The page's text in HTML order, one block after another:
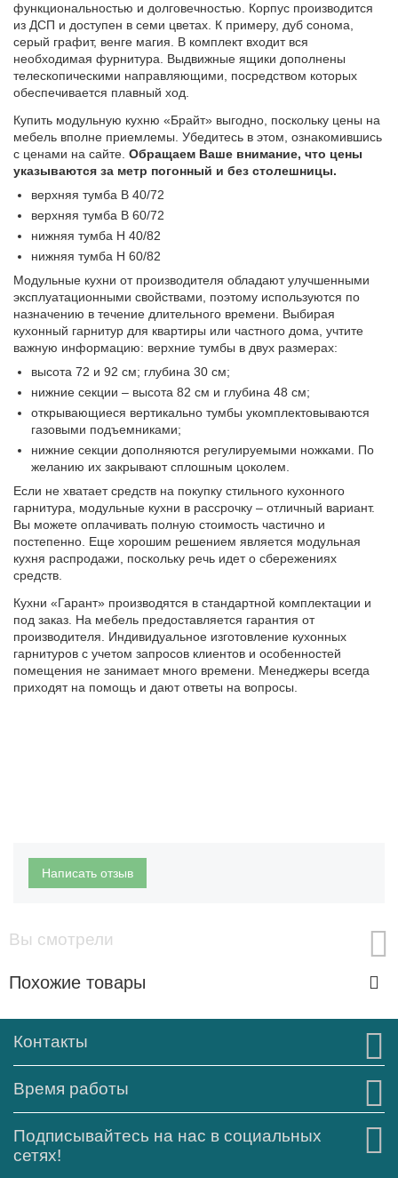
функциональностью и долговечностью. Корпус производится
из ДСП и доступен в семи цветах. К примеру, дуб сонома,
серый графит, венге магия. В комплект входит вся
необходимая фурнитура. Выдвижные ящики дополнены
телескопическими направляющими, посредством которых
обеспечивается плавный ход.
Купить модульную кухню «Брайт» выгодно, поскольку цены на
мебель вполне приемлемы. Убедитесь в этом, ознакомившись
с ценами на сайте. Обращаем Ваше внимание, что цены
указываются за метр погонный и без столешницы.
верхняя тумба В 40/72
верхняя тумба В 60/72
нижняя тумба Н 40/82
нижняя тумба Н 60/82
Модульные кухни от производителя обладают улучшенными
эксплуатационными свойствами, поэтому используются по
назначению в течение длительного времени. Выбирая
кухонный гарнитур для квартиры или частного дома, учтите
важную информацию: верхние тумбы в двух размерах:
высота 72 и 92 см; глубина 30 см;
нижние секции – высота 82 см и глубина 48 см;
открывающиеся вертикально тумбы укомплектовываются
газовыми подъемниками;
нижние секции дополняются регулируемыми ножками. По
желанию их закрывают сплошным цоколем.
Если не хватает средств на покупку стильного кухонного
гарнитура, модульные кухни в рассрочку – отличный вариант.
Вы можете оплачивать полную стоимость частично и
постепенно. Еще хорошим решением является модульная
кухня распродажи, поскольку речь идет о сбережениях
средств.
Кухни «Гарант» производятся в стандартной комплектации и
под заказ. На мебель предоставляется гарантия от
производителя. Индивидуальное изготовление кухонных
гарнитуров с учетом запросов клиентов и особенностей
помещения не занимает много времени. Менеджеры всегда
приходят на помощь и дают ответы на вопросы.
Написать отзыв
Вы смотрели
Похожие товары
Контакты
Время работы
Подписывайтесь на нас в социальных
сетях!